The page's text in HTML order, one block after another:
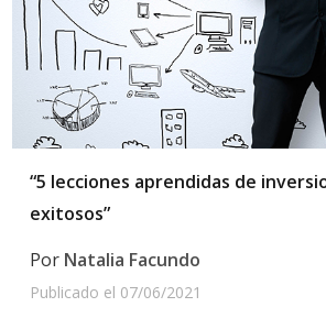
“5 lecciones aprendidas de
exitosos”
Por Natalia Facundo
Publicado el 07/06/2021